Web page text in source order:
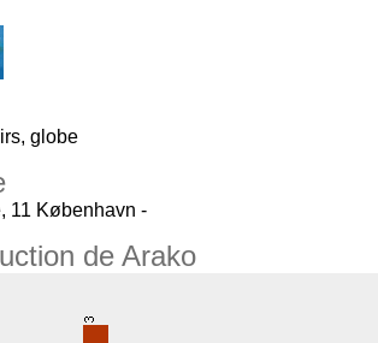
globe
11 København -
de Arako